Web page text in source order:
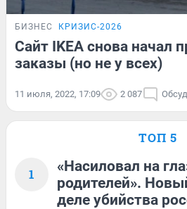
БИЗНЕС КРИЗИС-2026
Сайт IKEA снова начал
заказы (но не у всех)
11 июля, 2022, 17:09 2 087
ТОП 5
1
«Насиловал на
родителей».
деле убийства